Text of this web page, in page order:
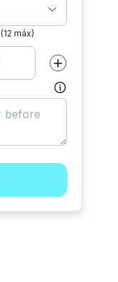
(12 máx)
Aumentar